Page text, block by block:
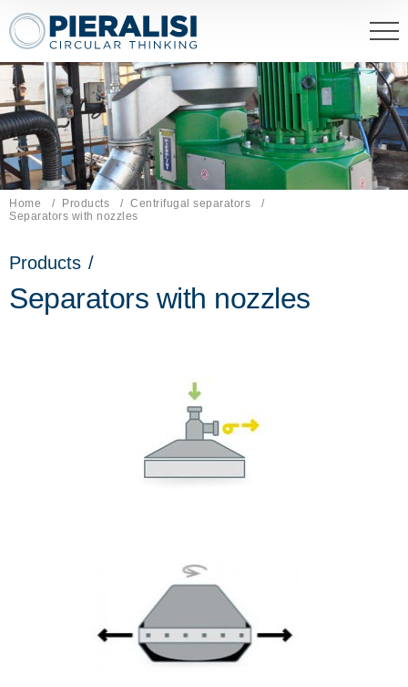
Pieralisi Maip Spa
Home Products
Centrifugal separators
Current page:
Separators with nozzles
Products /
Separators with nozzles